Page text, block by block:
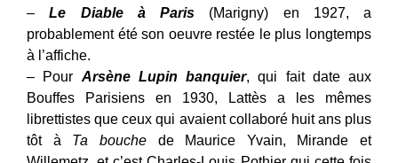
–Le Diable à Paris (Marigny) en 1927, a
probablement été son oeuvre restée le plus longtemps
à l’affiche.
– Pour Arsène Lupin banquier, qui fait date aux
Bouffes Parisiens en 1930, Lattès a les mêmes
librettistes que ceux qui avaient collaboré huit ans plus
tôt à Ta bouche de Maurice Yvain, Mirande et